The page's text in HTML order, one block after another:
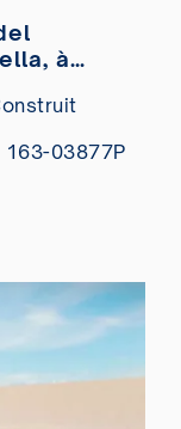
à
163-03877P